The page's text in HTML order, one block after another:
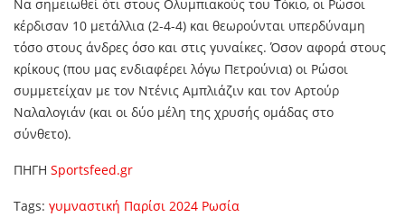
Να σημειωθεί ότι στους Ολυμπιακούς του Τόκιο, οι Ρώσοι
κέρδισαν 10 μετάλλια (2-4-4) και θεωρούνται υπερδύναμη
τόσο στους άνδρες όσο και στις γυναίκες. Όσον αφορά στους
κρίκους (που μας ενδιαφέρει λόγω Πετρούνια) οι Ρώσοι
συμμετείχαν με τον Ντένις Αμπλιάζιν και τον Αρτούρ
Ναλαλογιάν (και οι δύο μέλη της χρυσής ομάδας στο
σύνθετο).
ΠΗΓΗ Sportsfeed.gr
Tags: γυμναστική Παρίσι 2024 Ρωσία